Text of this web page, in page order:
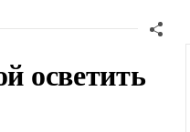
осветить